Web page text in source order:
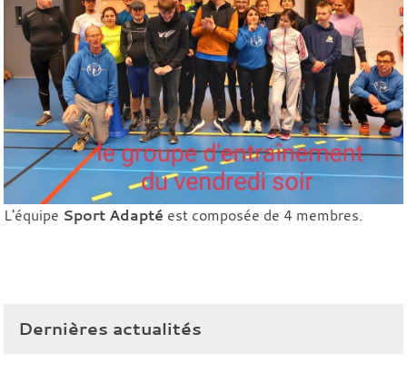
L'équipe Sport Adapté est composée de 4 membres.
Dernières actualités